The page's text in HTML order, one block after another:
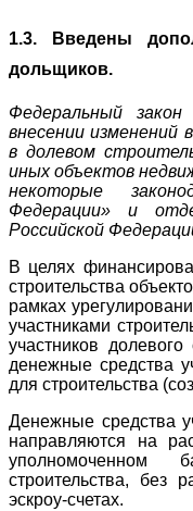
1.3. Введены
дольщиков.
Федеральный
внесении изменений
в долевом
иных объектов
некоторые
Федерации» и
Российской
В целях
строительства
рамках
участниками
участников долевого
денежные средства
для строительства
Денежные средства
направляются на
строительства, без
эскроу-счетах.